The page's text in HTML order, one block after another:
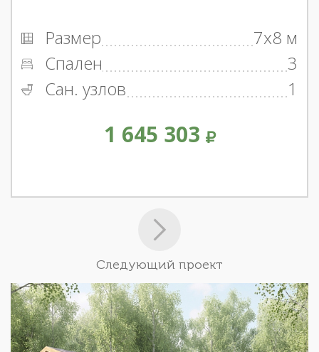
Размер
7x8 м
Спален
3
Сан. узлов
1
1 645 303
Следующий проект